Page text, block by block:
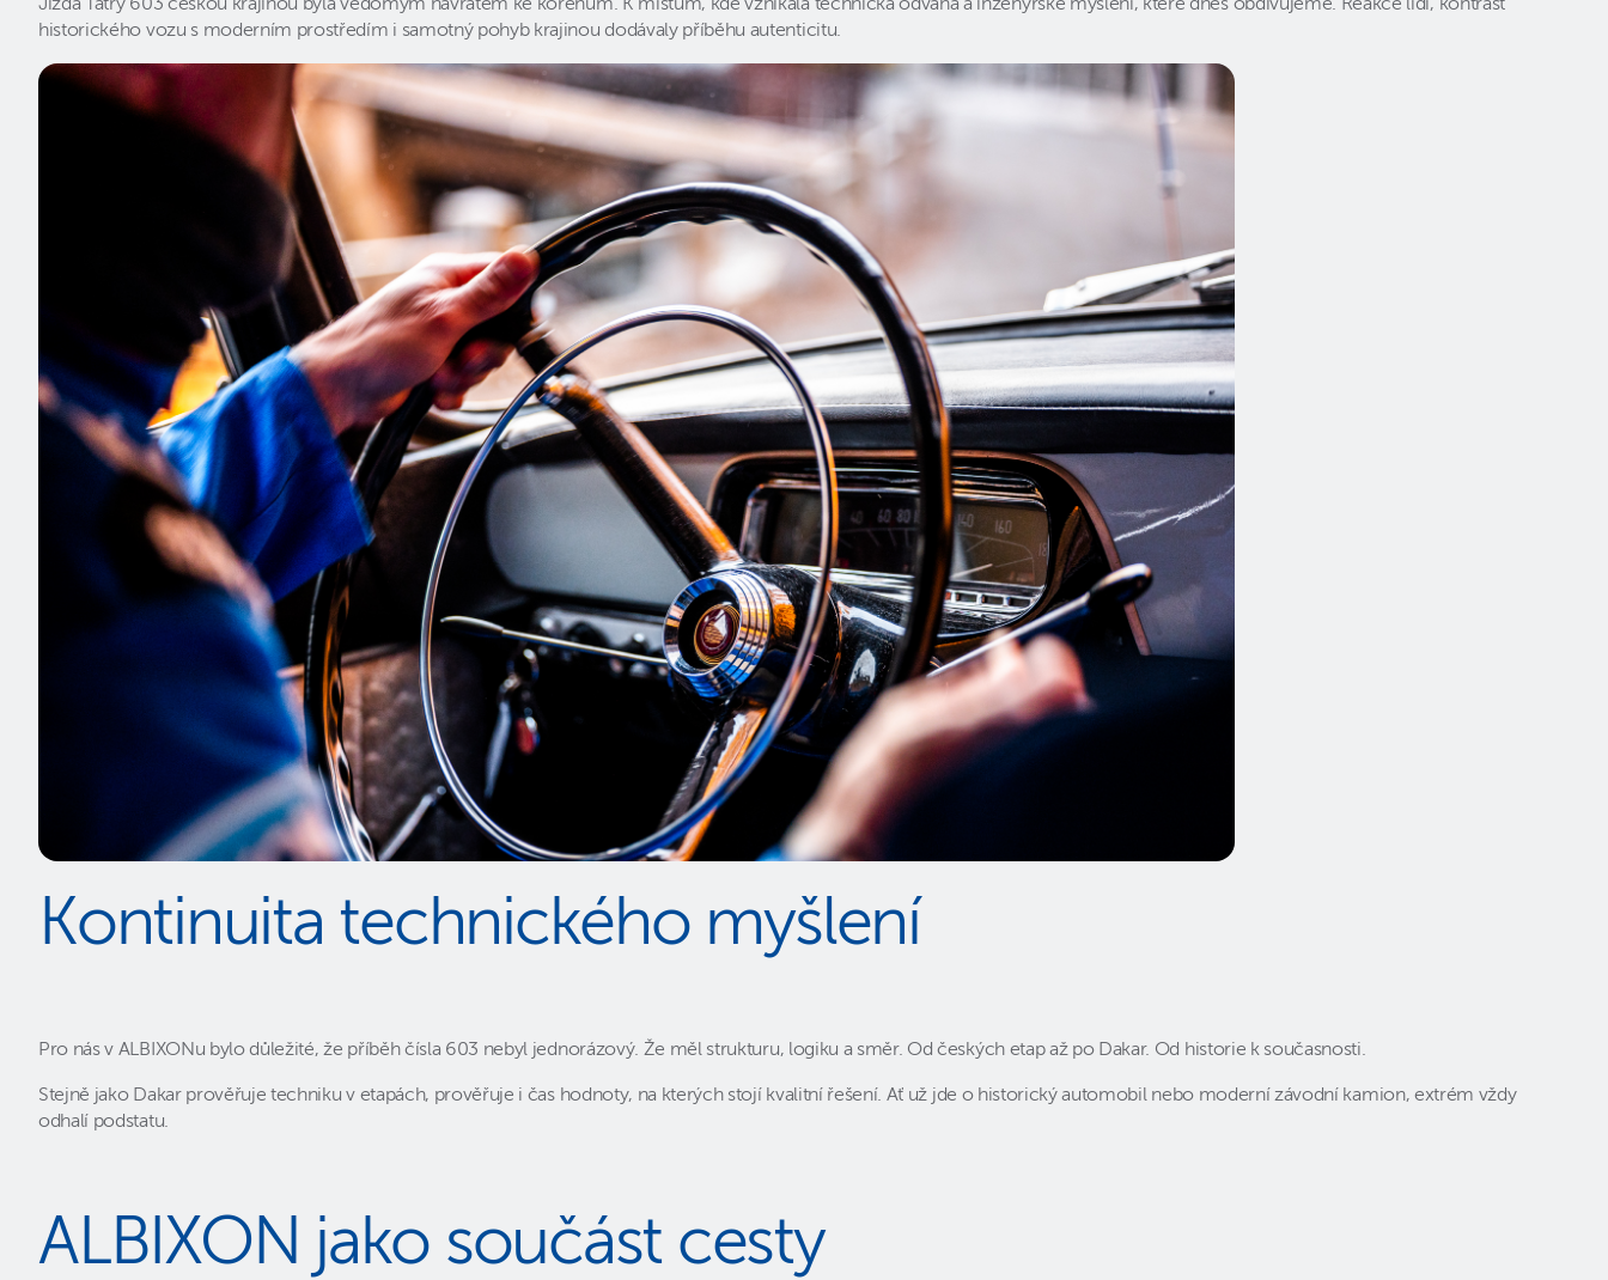
Jízda Tatry 603 českou krajinou byla vědomým návratem ke kořenům. K místům, kde vznikala technická odvaha a inženýrské myšlení, které dnes obdivujeme. Reakce lidí, kontrast
historického vozu s moderním prostředím i samotný pohyb krajinou dodávaly příběhu autenticitu.
Kontinuita technického myšlení
Pro nás v ALBIXONu bylo důležité, že příběh čísla 603 nebyl jednorázový. Že měl strukturu, logiku a směr. Od českých etap až po Dakar. Od historie k současnosti.
Stejně jako Dakar prověřuje techniku v etapách, prověřuje i čas hodnoty, na kterých stojí kvalitní řešení. Ať už jde o historický automobil nebo moderní závodní kamion, extrém vždy
odhalí podstatu.
ALBIXON jako součást cesty